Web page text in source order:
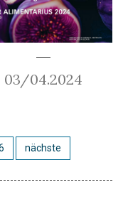
03/04.2024
nächste